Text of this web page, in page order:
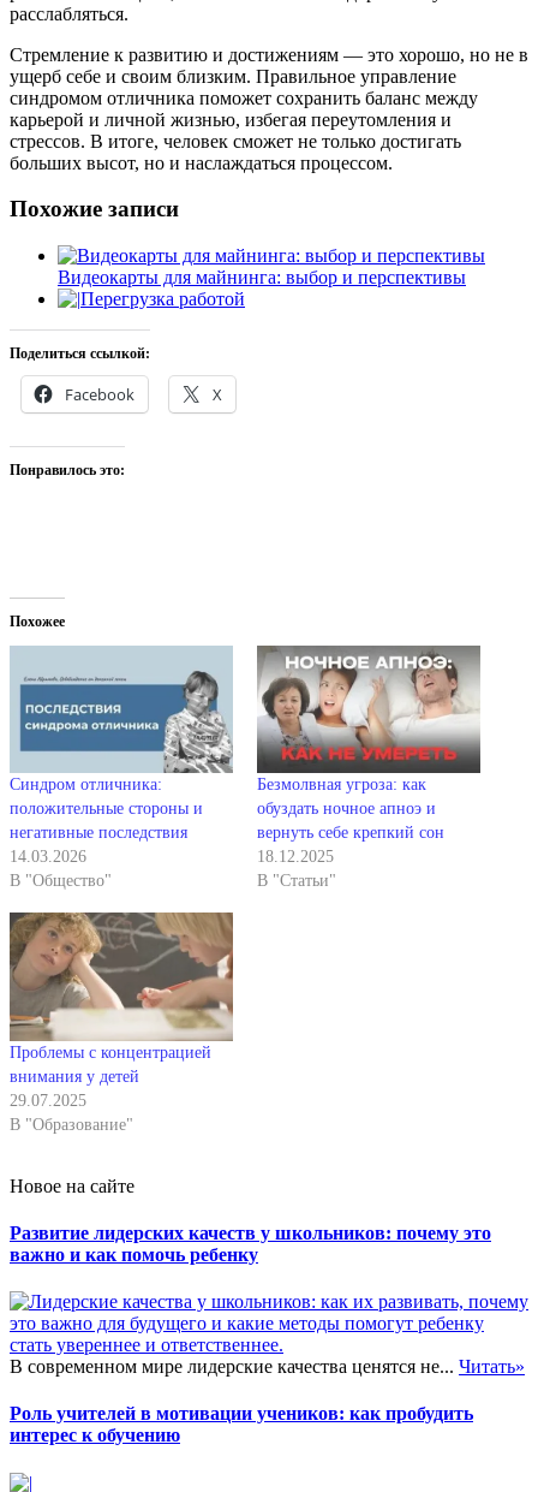
расслабляться.
Стремление к развитию и достижениям — это хорошо, но не в
ущерб себе и своим близким. Правильное управление
синдромом отличника поможет сохранить баланс между
карьерой и личной жизнью, избегая переутомления и
стрессов. В итоге, человек сможет не только достигать
больших высот, но и наслаждаться процессом.
Похожие записи
Видеокарты для майнинга: выбор и перспективы
Перегрузка работой
Поделиться ссылкой:
Facebook X
Понравилось это:
Похожее
Синдром отличника:
положительные стороны и
негативные последствия
14.03.2026
В "Общество"
Безмолвная угроза: как
обуздать ночное апноэ и
вернуть себе крепкий сон
18.12.2025
В "Статьи"
Проблемы с концентрацией
внимания у детей
29.07.2025
В "Образование"
Новое на сайте
Развитие лидерских качеств у школьников: почему это
важно и как помочь ребенку
В современном мире лидерские качества ценятся не... Читать»
Роль учителей в мотивации учеников: как пробудить
интерес к обучению